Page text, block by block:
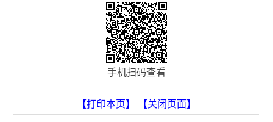
手机扫码查看
【打印本页】 【关闭页面】